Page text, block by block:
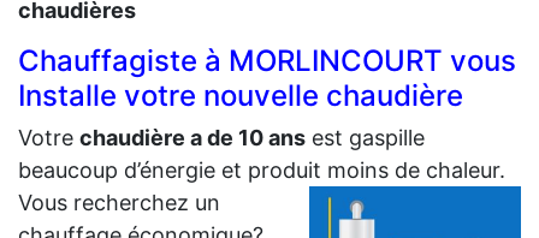
chaudières
Chauffagiste à MORLINCOURT vous
Installe votre nouvelle chaudière
Votre chaudière a de 10 ans est gaspille
beaucoup d’énergie et produit moins de chaleur.
Vous recherchez un